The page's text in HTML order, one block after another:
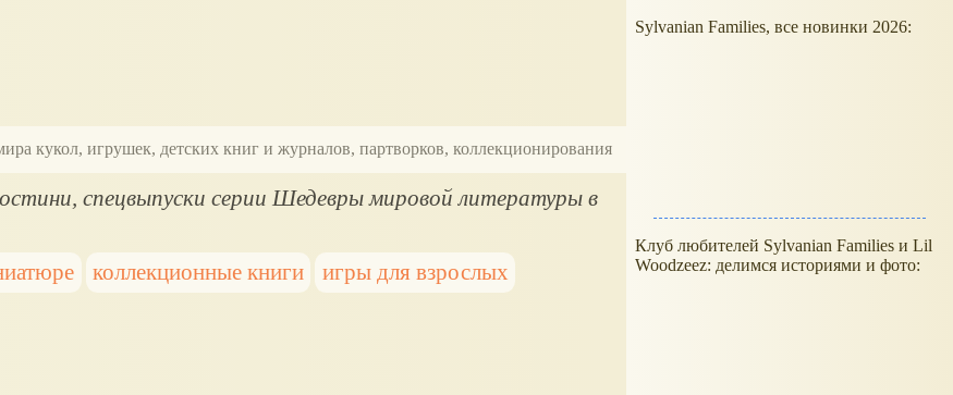
кукол, игрушек, детских книг и журналов, партворков, коллекционирования
спецвыпуски серии Шедевры мировой литературы в
коллекционные книги
игры для взрослых
Sylvanian Families, все новинки 2026:
Клуб любителей Sylvanian Families и Lil
Woodzeez: делимся историями и фото: